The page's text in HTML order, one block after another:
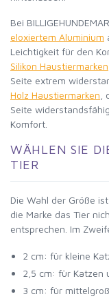
Bei
eloxiertem Aluminium
Leichtigkeit für den
Silikon Haustiermarken
Seite extrem
Holz Haustiermarken
Seite
Komfort.
WÄHLEN SIE
IER
Die Wahl der Größe
die Marke das Tier
entsprechen. Im
2 cm: für kleine
2,5 cm: für Katzen
3 cm: für